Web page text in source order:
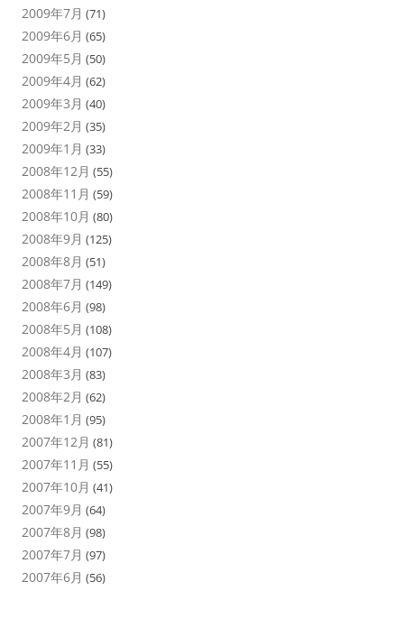
2009年7月 (71)
2009年6月 (65)
2009年5月 (50)
2009年4月 (62)
2009年3月 (40)
2009年2月 (35)
2009年1月 (33)
2008年12月 (55)
2008年11月 (59)
2008年10月 (80)
2008年9月 (125)
2008年8月 (51)
2008年7月 (149)
2008年6月 (98)
2008年5月 (108)
2008年4月 (107)
2008年3月 (83)
2008年2月 (62)
2008年1月 (95)
2007年12月 (81)
2007年11月 (55)
2007年10月 (41)
2007年9月 (64)
2007年8月 (98)
2007年7月 (97)
2007年6月 (56)